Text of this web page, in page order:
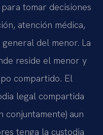
tomar decisiones
atención médica,
del menor. La
reside el menor y
compartido. El
legal compartida
conjuntamente) aun
tenga la custodia